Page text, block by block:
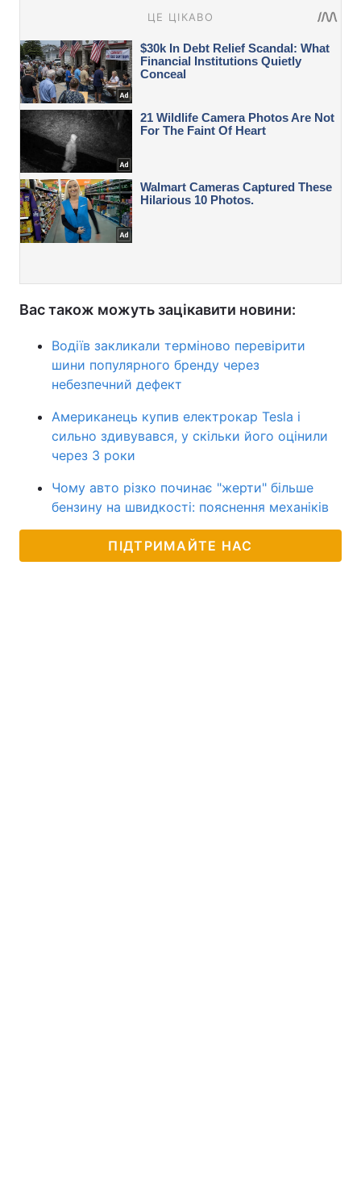
Вас також можуть зацікавити новини:
Водіїв закликали терміново перевірити
шини популярного бренду через
небезпечний дефект
Американець купив електрокар Tesla і
сильно здивувався, у скільки його оцінили
через 3 роки
Чому авто різко починає "жерти" більше
бензину на швидкості: пояснення механіків
ПІДТРИМАЙТЕ НАС